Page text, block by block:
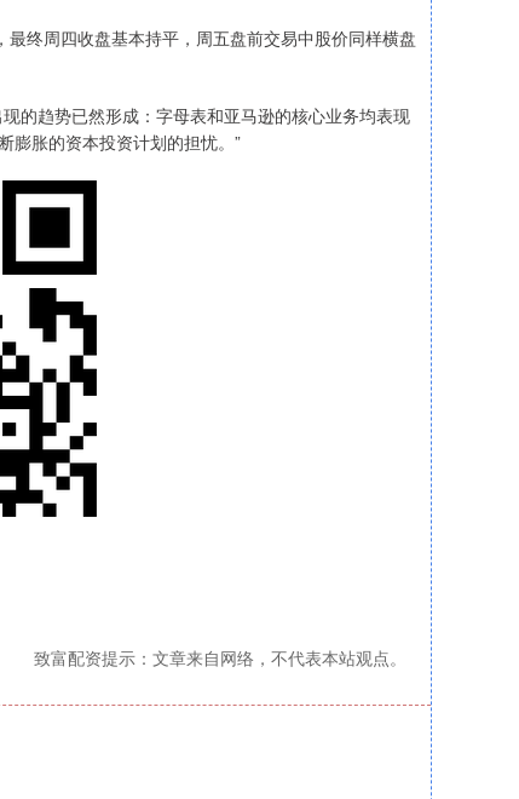
终周四收盘基本持平，周五盘前交易中股价同样横盘
趋势已然形成：字母表和亚马逊的核心业务均表现
膨胀的资本投资计划的担忧。”
致富配资提示：文章来自网络，不代表本站观点。